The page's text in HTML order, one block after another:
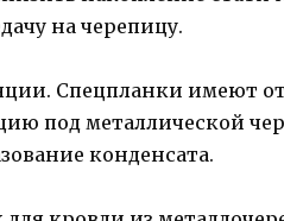
на черепицу.
Спецпланки имеют
под металлической
конденсата.